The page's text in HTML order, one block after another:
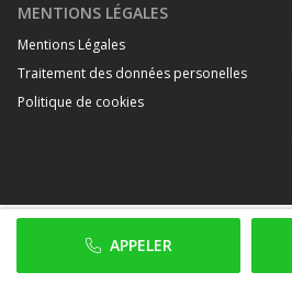
APPELER
MENTIONS LÉGALES
Mentions Légales
Traitement des données personelles
Politique de cookies